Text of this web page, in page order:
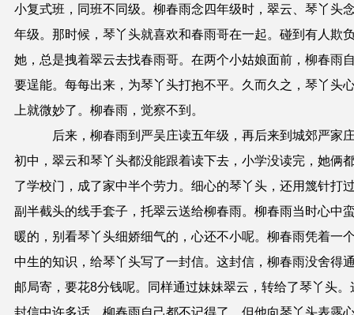
小复式班，同班不同级。柳春雨念四年级时，翠云、琴丫头
年级。那时候，琴丫头就喜欢和春雨哥在一起。碰到有人欺
她，总是拽着翠云去找春雨哥。在两个小姑娘面前，柳春雨
要逞能。每每出来，为琴丫头打抱不平。久而久之，琴丫头
上就微妙了。柳春雨，觉察不到。
后来，柳春雨到严吴庄读五年级，再后来到城郊严家
初中，翠云和琴丫头都没能跟着读下去，小学没读完，她俩
了学校门，成了家中半个劳力。细心的琴丫头，还用篾针打
副半截头的线手套子，托翠云送给柳春雨。柳春雨当时心中
暖的，别看琴丫头细娇细气的，心还不小呢。柳春雨凭着一
中生的知识，给琴丫头写了一封信。这封信，柳春雨没舍得
邮局寄，要花8分钱呢。同样通过妹妹翠云，转给了琴丫头。
封信中许多话，柳春雨自己都不记得了。但他向琴丫头表露